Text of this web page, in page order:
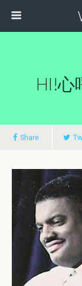
HI!心
Share